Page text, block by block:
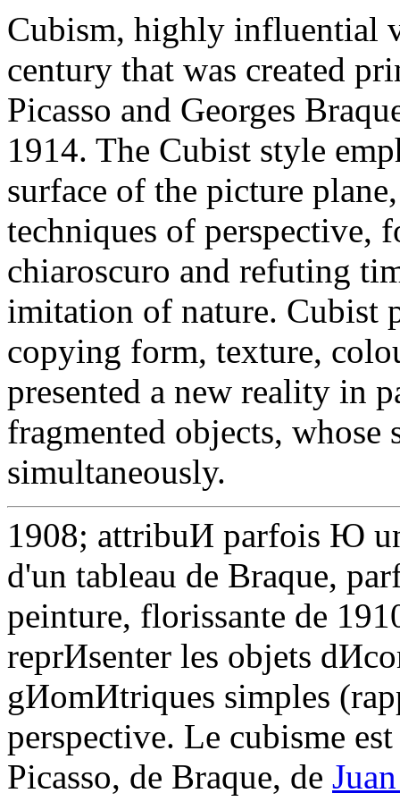
Cubism, highly influential
century that was created
Picasso and Georges
1914. The Cubist style
surface of the picture
techniques of perspective,
chiaroscuro and refuting
imitation of nature. Cubist
copying form, texture,
presented a new reality in
fragmented objects, whose
simultaneously.
1908; attribuИ parfois Ю
d'un tableau de Braque,
peinture, florissante de
reprИsenter les objets
gИomИtriques simples
perspective. Le cubisme
Picasso, de Braque, de